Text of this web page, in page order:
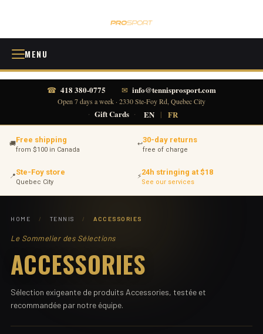
MENU
☎ 418 380-0775 ✉ info@tennisprosport.com
Open 7 days a week · 2330 Ste-Foy Rd, Quebec City
· Gift Cards · EN | FR
🚚Free shipping
from $100 in Canada
↩30-day returns
free of charge
📍Ste-Foy store
Quebec City
⚡24h stringing at $18
See our services
HOME / TENNIS / ACCESSORIES
Le Sommelier des Sélections
ACCESSORIES
Sélection exigeante de produits Accessories, testée et
recommandée par notre équipe.